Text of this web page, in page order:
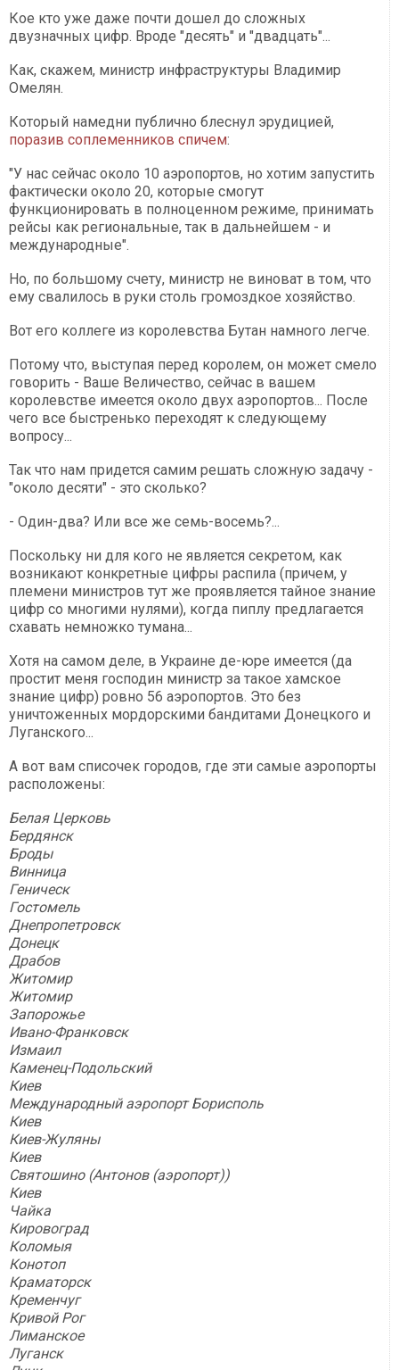
Кое кто уже даже почти дошел до сложных
двузначных цифр. Вроде "десять" и "двадцать"...
Как, скажем, министр инфраструктуры Владимир
Омелян.
Который намедни публично блеснул эрудицией,
поразив соплеменников спичем:
"У нас сейчас около 10 аэропортов, но хотим запустить
фактически около 20, которые смогут
функционировать в полноценном режиме, принимать
рейсы как региональные, так в дальнейшем - и
международные".
Но, по большому счету, министр не виноват в том, что
ему свалилось в руки столь громоздкое хозяйство.
Вот его коллеге из королевства Бутан намного легче.
Потому что, выступая перед королем, он может смело
говорить - Ваше Величество, сейчас в вашем
королевстве имеется около двух аэропортов... После
чего все быстренько переходят к следующему
вопросу...
Так что нам придется самим решать сложную задачу -
"около десяти" - это сколько?
- Один-два? Или все же семь-восемь?...
Поскольку ни для кого не является секретом, как
возникают конкретные цифры распила (причем, у
племени министров тут же проявляется тайное знание
цифр со многими нулями), когда пиплу предлагается
схавать немножко тумана...
Хотя на самом деле, в Украине де-юре имеется (да
простит меня господин министр за такое хамское
знание цифр) ровно 56 аэропортов. Это без
уничтоженных мордорскими бандитами Донецкого и
Луганского...
А вот вам списочек городов, где эти самые аэропорты
расположены:
Белая Церковь
Бердянск
Броды
Винница
Геническ
Гостомель
Днепропетровск
Донецк
Драбов
Житомир
Житомир
Запорожье
Ивано-Франковск
Измаил
Каменец-Подольский
Киев
Международный аэропорт Борисполь
Киев
Киев-Жуляны
Киев
Святошино (Антонов (аэропорт))
Киев
Чайка
Кировоград
Коломыя
Конотоп
Краматорск
Кременчуг
Кривой Рог
Лиманское
Луганск